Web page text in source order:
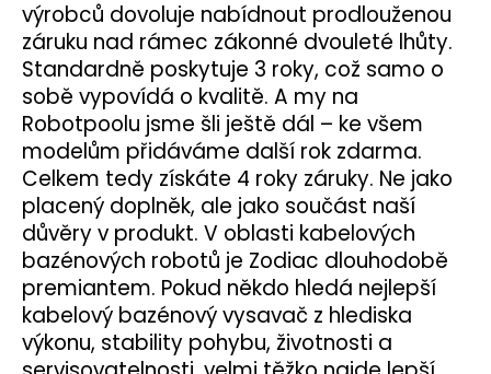
výrobců dovoluje nabídnout prodlouženou
záruku nad rámec zákonné dvouleté lhůty.
Standardně poskytuje 3 roky, což samo o
sobě vypovídá o kvalitě. A my na
Robotpoolu jsme šli ještě dál – ke všem
modelům přidáváme další rok zdarma.
Celkem tedy získáte 4 roky záruky. Ne jako
placený doplněk, ale jako součást naší
důvěry v produkt. V oblasti kabelových
bazénových robotů je Zodiac dlouhodobě
premiantem. Pokud někdo hledá nejlepší
kabelový bazénový vysavač z hlediska
výkonu, stability pohybu, životnosti a